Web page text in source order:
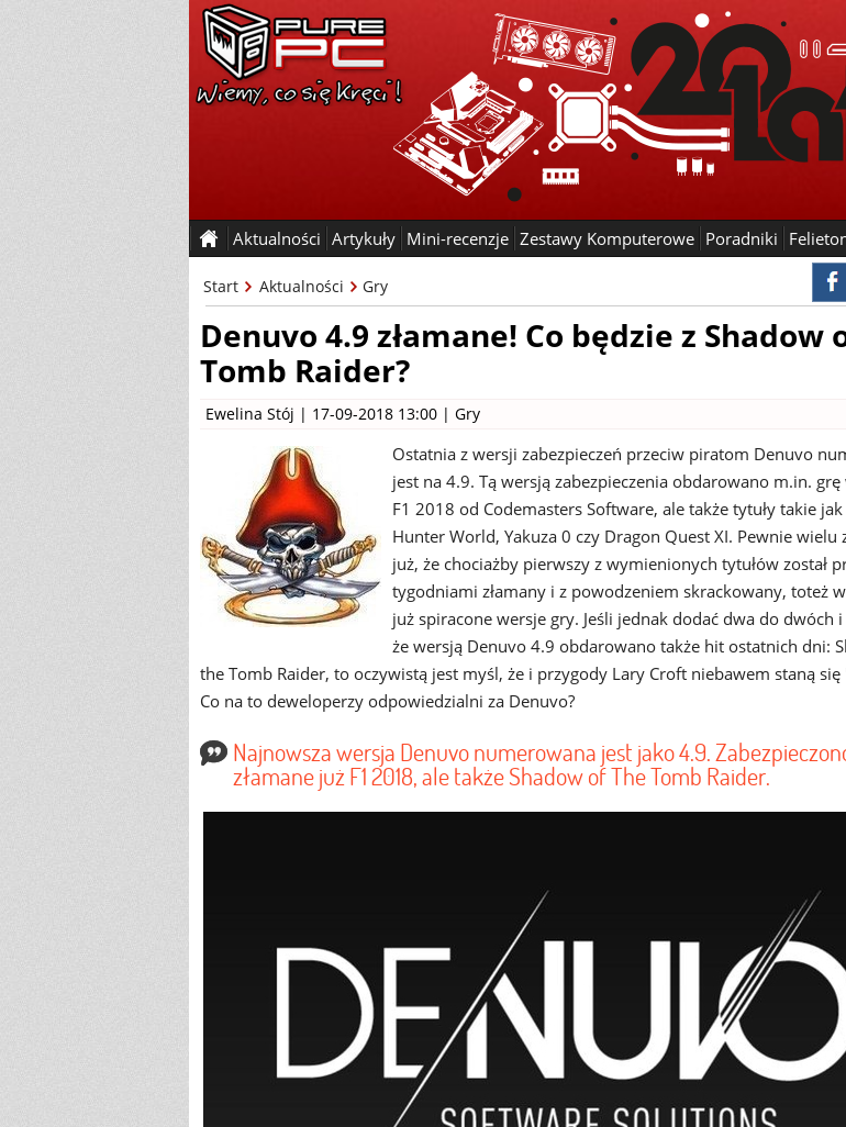
Aktualności Artykuły Mini-recenzje Zestawy Komputerowe Poradniki
Start Aktualności Gry
Denuvo 4.9 złamane! Co będzie z Shadow
Tomb Raider?
Ewelina Stój | 17-09-2018 13:00 | Gry
Ostatnia z wersji zabezpieczeń przeciw piratom Denuvo
jest na 4.9. Tą wersją zabezpieczenia obdarowano m.in.
F1 2018 od Codemasters Software, ale także tytuły takie
Hunter World, Yakuza 0 czy Dragon Quest XI. Pewnie wielu
już, że chociażby pierwszy z wymienionych tytułów został
tygodniami złamany i z powodzeniem skrackowany, toteż
już spiracone wersje gry. Jeśli jednak dodać dwa do dwóch i
że wersją Denuvo 4.9 obdarowano także hit ostatnich dni:
the Tomb Raider, to oczywistą jest myśl, że i przygody Lary Croft niebawem staną
Co na to deweloperzy odpowiedzialni za Denuvo?
Najnowsza wersja Denuvo numerowana jest jako 4.9.
złamane już F1 2018, ale także Shadow of The Tomb Raider.